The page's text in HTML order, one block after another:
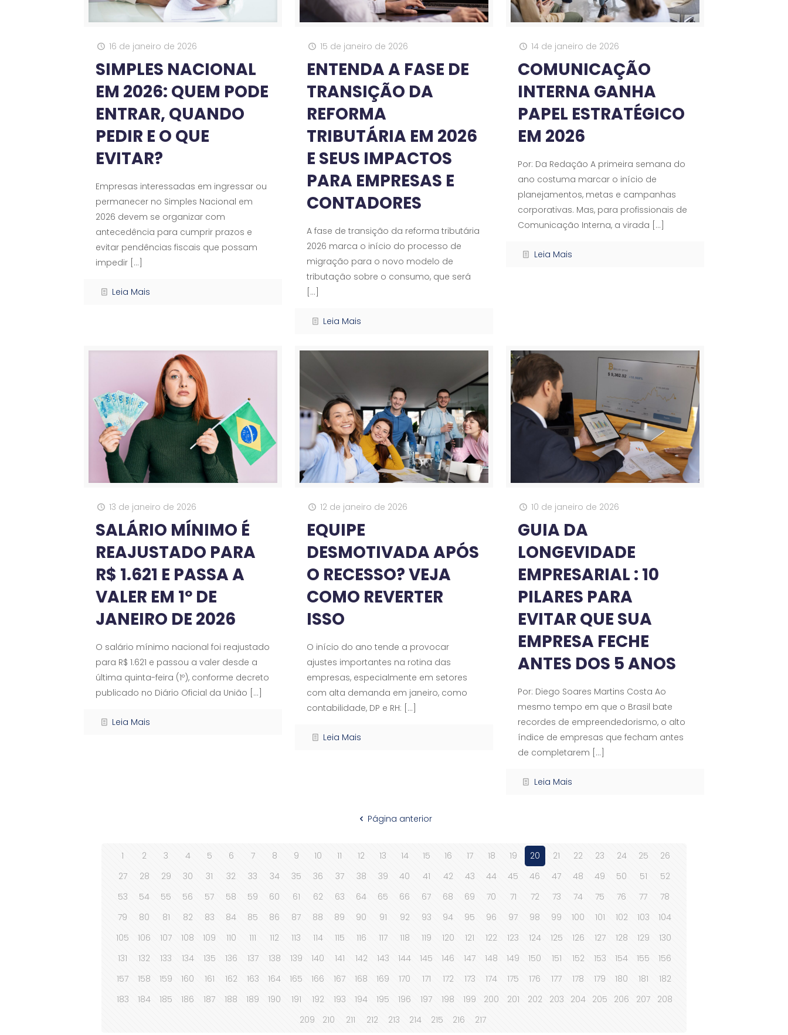
16 de janeiro de 2026
SIMPLES NACIONAL
EM 2026: QUEM PODE
ENTRAR, QUANDO
PEDIR E O QUE
EVITAR?
Empresas interessadas em ingressar ou
permanecer no Simples Nacional em
2026 devem se organizar com
antecedência para cumprir prazos e
evitar pendências fiscais que possam
impedir[…]
Leia Mais
15 de janeiro de 2026
ENTENDA A FASE DE
TRANSIÇÃO DA
REFORMA
TRIBUTÁRIA EM 2026
E SEUS IMPACTOS
PARA EMPRESAS E
CONTADORES
A fase de transição da reforma tributária
2026 marca o início do processo de
migração para o novo modelo de
tributação sobre o consumo, que será
[…]
Leia Mais
14 de janeiro de 2026
COMUNICAÇÃO
INTERNA GANHA
PAPEL ESTRATÉGICO
EM 2026
Por: Da Redação A primeira semana do
ano costuma marcar o início de
planejamentos, metas e campanhas
corporativas. Mas, para profissionais de
Comunicação Interna, a virada […]
Leia Mais
13 de janeiro de 2026
SALÁRIO MÍNIMO É
REAJUSTADO PARA
R$ 1.621 E PASSA A
VALER EM 1º DE
JANEIRO DE 2026
O salário mínimo nacional foi reajustado
para R$ 1.621 e passou a valer desde a
última quinta-feira (1º), conforme decreto
publicado no Diário Oficial da União […]
Leia Mais
12 de janeiro de 2026
EQUIPE
DESMOTIVADA APÓS
O RECESSO? VEJA
COMO REVERTER
ISSO
O início do ano tende a provocar
ajustes importantes na rotina das
empresas, especialmente em setores
com alta demanda em janeiro, como
contabilidade, DP e RH: […]
Leia Mais
10 de janeiro de 2026
GUIA DA
LONGEVIDADE
EMPRESARIAL : 10
PILARES PARA
EVITAR QUE SUA
EMPRESA FECHE
ANTES DOS 5 ANOS
Por: Diego Soares Martins Costa Ao
mesmo tempo em que o Brasil bate
recordes de empreendedorismo, o alto
índice de empresas que fecham antes
de completarem […]
Leia Mais
Página anterior
1 2 3 4 5 6 7 8 9 10 11 12 13 14 15 16 17 18 19 20 21 22 23 24 25
26
27
28 29 30 31 32 33 34 35 36 37 38 39 40 41 42 43 44 45 46 47 48 49 50 51
52
53
54 55 56 57 58 59 60 61 62 63 64 65 66 67 68 69 70 71 72 73 74 75 76 77
78
79
80 81 82 83 84 85 86 87 88 89 90 91 92 93 94 95 96 97 98 99 100 101 102 103
104
105
106 107 108 109 110 111 112 113 114 115 116 117 118 119 120 121 122 123 124 125 126 127 128 129
130
131
132 133 134 135 136 137 138 139 140 141 142 143 144 145 146 147 148 149 150 151 152 153 154 155
156
157
158 159 160 161 162 163 164 165 166 167 168 169 170 171 172 173 174 175 176 177 178 179 180 181
182
183
184 185 186 187 188 189 190 191 192 193 194 195 196 197 198 199 200 201 202 203 204 205 206 207
208
209
210 211 212 213 214 215 216 217